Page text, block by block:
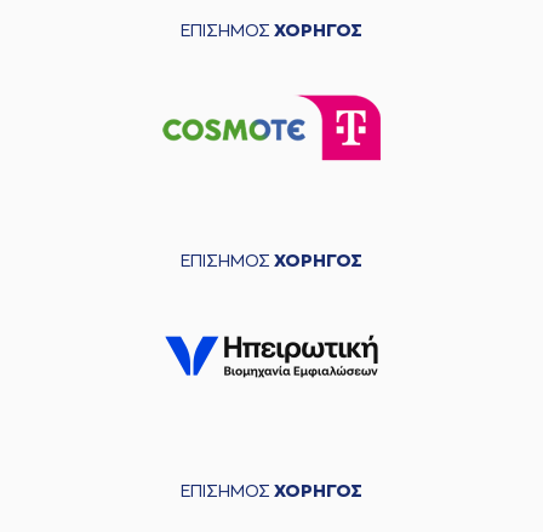
ΕΠΙΣΗΜΟΣ ΧΟΡΗΓΟΣ
ΕΠΙΣΗΜΟΣ ΧΟΡΗΓΟΣ
ΕΠΙΣΗΜΟΣ ΧΟΡΗΓΟΣ